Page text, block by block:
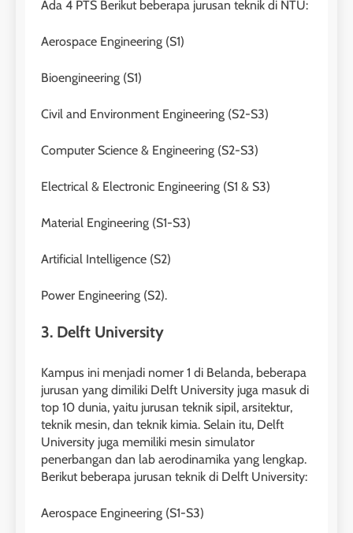
Ada 4 PTS Berikut beberapa jurusan teknik di NTU:
Aerospace Engineering (S1)
Bioengineering (S1)
Civil and Environment Engineering (S2-S3)
Computer Science & Engineering (S2-S3)
Electrical & Electronic Engineering (S1 & S3)
Material Engineering (S1-S3)
Artificial Intelligence (S2)
Power Engineering (S2).
3. Delft University
Kampus ini menjadi nomer 1 di Belanda, beberapa
jurusan yang dimiliki Delft University juga masuk di
top 10 dunia, yaitu jurusan teknik sipil, arsitektur,
teknik mesin, dan teknik kimia. Selain itu, Delft
University juga memiliki mesin simulator
penerbangan dan lab aerodinamika yang lengkap.
Berikut beberapa jurusan teknik di Delft University:
Aerospace Engineering (S1-S3)